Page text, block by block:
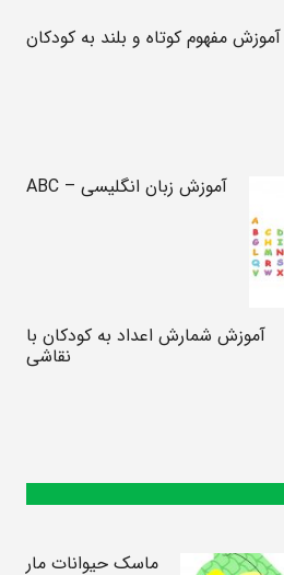
آموزش مفهوم کوتاه و بلند به کودکان
آموزش زبان انگلیسی – ABC
آموزش شمارش اعداد به کودکان با
نقاشی
ماسک حیوانات مار